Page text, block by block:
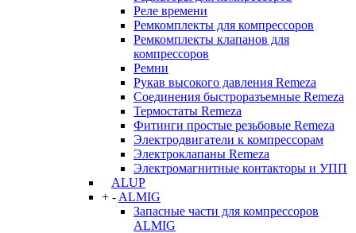
Реле времени
Ремкомплекты для компрессоров
Ремкомплекты клапанов для
компрессоров
Ремни
Рукав высокого давления Remeza
Соединения быстроразъемные Remeza
Термостаты Remeza
Фитинги простые резьбовые Remeza
Электродвигатели к компрессорам
Электроклапаны Remeza
Электромагнитные контакторы и УПП
ALUP
+ - ALMIG
Запасные части для компрессоров
ALMIG